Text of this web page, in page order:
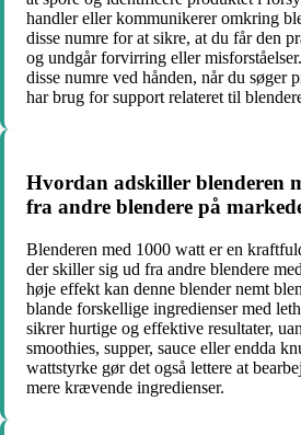
handler eller kommunikerer omkring
disse numre for at sikre, at du får den
og undgår forvirring eller
disse numre ved hånden, når du søger
har brug for support relateret til
Hvordan adskiller blenderen
fra andre blendere på
Blenderen med 1000 watt er en
der skiller sig ud fra andre blendere
høje effekt kan denne blender nemt
blande forskellige ingredienser med
sikrer hurtige og effektive resultater,
smoothies, supper, sauce eller endda
wattstyrke gør det også lettere at
mere krævende ingredienser.